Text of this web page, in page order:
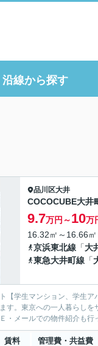
沿線から探す
品川区大井
COCOCUBE大井
9.7万円～10万
16.32㎡～16.66
京浜東北線 「大
東急大井町線 「
【学生マンション、学生
京への一人暮らしをサポート。
賃料 管理費・共益費